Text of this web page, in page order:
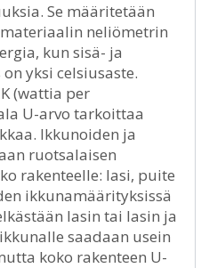
Se määritetään
neliömetrin
kun sisä- ja
yksi celsiusaste.
(wattia per
U-arvo tarkoittaa
Ikkunoiden ja
ruotsalaisen
rakenteelle: lasi, puite
ikkunamäärityksissä
lasin tai lasin ja
saadaan usein
koko rakenteen U-